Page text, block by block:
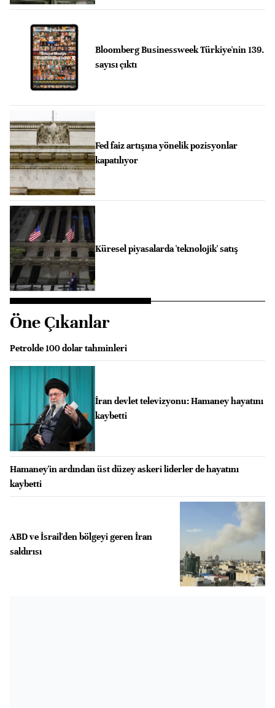
Bloomberg Businessweek Türkiye'nin 139.
sayısı çıktı
Fed faiz artışına yönelik pozisyonlar
kapatılıyor
Küresel piyasalarda 'teknolojik' satış
Öne Çıkanlar
Petrolde 100 dolar tahminleri
İran devlet televizyonu: Hamaney hayatını
kaybetti
Hamaney'in ardından üst düzey askeri liderler de hayatını
kaybetti
ABD ve İsrail'den bölgeyi geren İran
saldırısı